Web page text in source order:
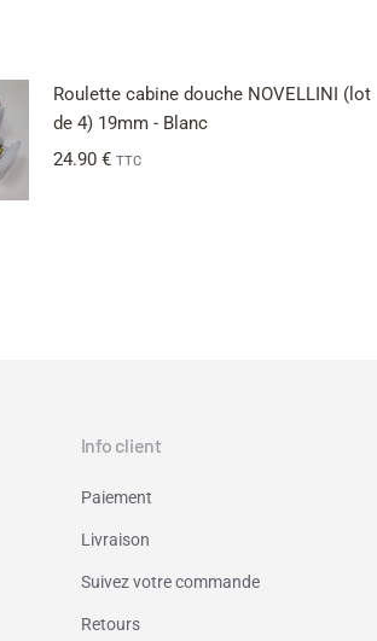
Roulette cabine douche NOVELLINI (lot
de 4) 19mm - Blanc
24.90 € TTC
Info client
Paiement
Livraison
Suivez votre commande
Retours